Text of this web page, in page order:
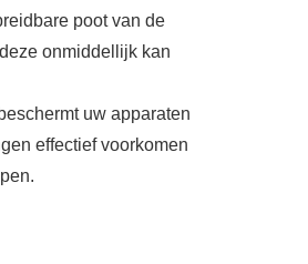
poot van de
onmiddellijk kan
uw apparaten
effectief voorkomen